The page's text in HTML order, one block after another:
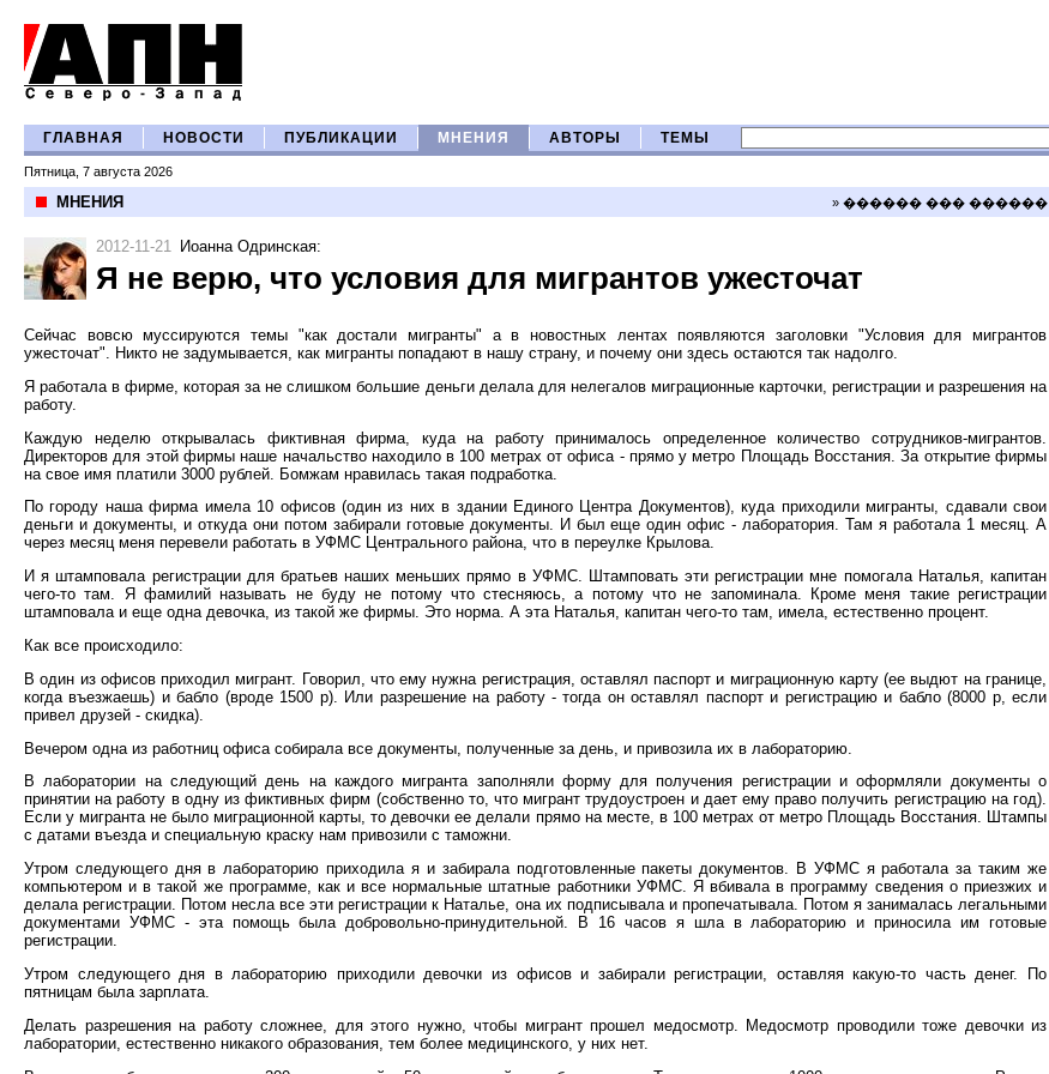
ГЛАВНАЯ НОВОСТИ ПУБЛИКАЦИИ МНЕНИЯ АВТОРЫ ТЕМЫ
Пятница, 7 августа 2026
МНЕНИЯ » ������ ��� ������
2012-11-21 Иоанна Одринская:
Я не верю, что условия для мигрантов ужесточат
Сейчас вовсю муссируются темы "как достали мигранты" а в новостных лентах появляются заголовки "Условия для мигрантов
ужесточат". Никто не задумывается, как мигранты попадают в нашу страну, и почему они здесь остаются так надолго.
Я работала в фирме, которая за не слишком большие деньги делала для нелегалов миграционные карточки, регистрации и разрешения на
работу.
Каждую неделю открывалась фиктивная фирма, куда на работу принималось определенное количество сотрудников-мигрантов.
Директоров для этой фирмы наше начальство находило в 100 метрах от офиса - прямо у метро Площадь Восстания. За открытие фирмы
на свое имя платили 3000 рублей. Бомжам нравилась такая подработка.
По городу наша фирма имела 10 офисов (один из них в здании Единого Центра Документов), куда приходили мигранты, сдавали свои
деньги и документы, и откуда они потом забирали готовые документы. И был еще один офис - лаборатория. Там я работала 1 месяц. А
через месяц меня перевели работать в УФМС Центрального района, что в переулке Крылова.
И я штамповала регистрации для братьев наших меньших прямо в УФМС. Штамповать эти регистрации мне помогала Наталья, капитан
чего-то там. Я фамилий называть не буду не потому что стесняюсь, а потому что не запоминала. Кроме меня такие регистрации
штамповала и еще одна девочка, из такой же фирмы. Это норма. А эта Наталья, капитан чего-то там, имела, естественно процент.
Как все происходило:
В один из офисов приходил мигрант. Говорил, что ему нужна регистрация, оставлял паспорт и миграционную карту (ее выдют на границе,
когда въезжаешь) и бабло (вроде 1500 р). Или разрешение на работу - тогда он оставлял паспорт и регистрацию и бабло (8000 р, если
привел друзей - скидка).
Вечером одна из работниц офиса собирала все документы, полученные за день, и привозила их в лабораторию.
В лаборатории на следующий день на каждого мигранта заполняли форму для получения регистрации и оформляли документы о
принятии на работу в одну из фиктивных фирм (собственно то, что мигрант трудоустроен и дает ему право получить регистрацию на год).
Если у мигранта не было миграционной карты, то девочки ее делали прямо на месте, в 100 метрах от метро Площадь Восстания. Штампы
с датами въезда и специальную краску нам привозили с таможни.
Утром следующего дня в лабораторию приходила я и забирала подготовленные пакеты документов. В УФМС я работала за таким же
компьютером и в такой же программе, как и все нормальные штатные работники УФМС. Я вбивала в программу сведения о приезжих и
делала регистрации. Потом несла все эти регистрации к Наталье, она их подписывала и пропечатывала. Потом я занималась легальными
документами УФМС - эта помощь была добровольно-принудительной. В 16 часов я шла в лабораторию и приносила им готовые
регистрации.
Утром следующего дня в лабораторию приходили девочки из офисов и забирали регистрации, оставляя какую-то часть денег. По
пятницам была зарплата.
Делать разрешения на работу сложнее, для этого нужно, чтобы мигрант прошел медосмотр. Медосмотр проводили тоже девочки из
лаборатории, естественно никакого образования, тем более медицинского, у них нет.